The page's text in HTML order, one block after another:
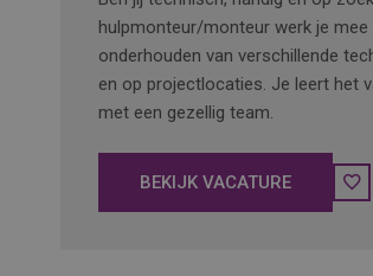
hulpmonteur/monteur werk je
onderhouden van verschillende
en op projectlocaties. Je leert het
met een gezellig team.
BEKIJK VACATURE